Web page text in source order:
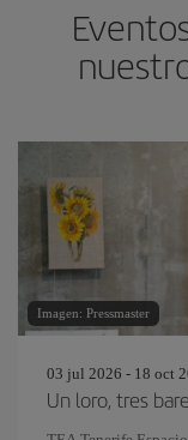
Imagen: Pressmaster
03 jul 2026 - 18 oct
Un loro, tres